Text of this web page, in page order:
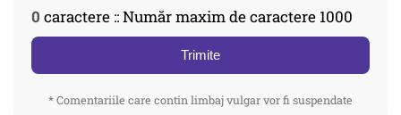
0 caractere :: Număr maxim de caractere 1000
Trimite
* Comentariile care contin limbaj vulgar vor fi suspendate